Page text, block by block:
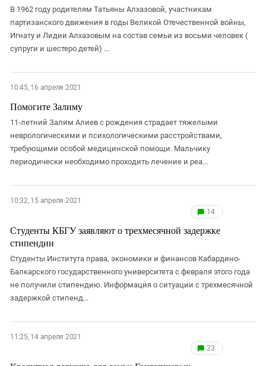
В 1962 году родителям Татьяны Алхазовой, участникам
партизанского движения в годы Великой Отечественной войны,
Игнату и Лидии Алхазовым на состав семьи из восьми человек (
супруги и шестеро детей) ...
10:45, 16 апреля 2021
Помогите Залиму
11-летний Залим Алиев с рождения страдает тяжелыми
неврологическими и психологическими расстройствами,
требующими особой медицинской помощи. Мальчику
периодически необходимо проходить лечение и реа...
10:32, 15 апреля 2021
14
Студенты КБГУ заявляют о трехмесячной задержке
стипендии
Студенты Института права, экономики и финансов Кабардино-
Балкарского государственного университета с февраля этого года
не получили стипендию. Информация о ситуации с трехмесячной
задержкой стипенд...
11:25, 14 апреля 2021
23